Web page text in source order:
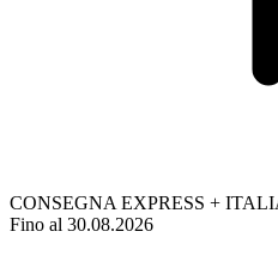
CONSEGNA EXPRESS +
Fino al 30.08.2026